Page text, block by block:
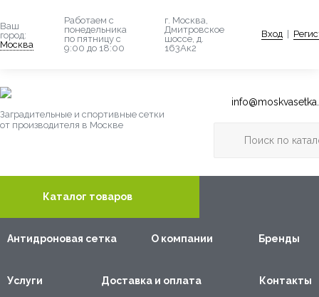
Ваш
город:
Москва
Работаем с
понедельника
по пятницу с
9:00 до 18:00
г. Москва,
Дмитровское
шоссе, д.
163Ак2
Вход
Заградительные и спортивные сетки
от производителя в Москве
Каталог товаров
Антидроновая сетка О компании Бренды
Услуги Доставка и оплата Контакты